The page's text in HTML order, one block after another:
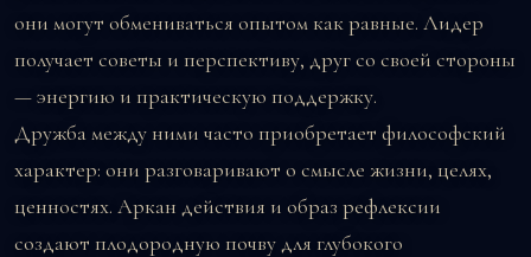
они могут обмениваться опытом как равные. Лидер
получает советы и перспективу, друг со своей стороны
— энергию и практическую поддержку.
Дружба между ними часто приобретает философский
характер: они разговаривают о смысле жизни, целях,
ценностях. Аркан действия и образ рефлексии
создают плодородную почву для глубокого